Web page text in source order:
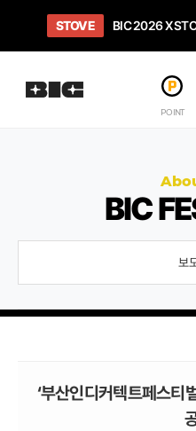
OPEN BIC
STOVE BIC 2026 X
희망스튜디오 아이들에게
GO TO 인디게임 테
GO TO '인디게임
POINT
BIC
보
‘부산인디커텍트페스티